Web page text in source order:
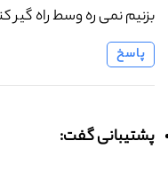
بزنیم نمی ره وسط راه گیر
پاسخ
پشتیبانی گفت: